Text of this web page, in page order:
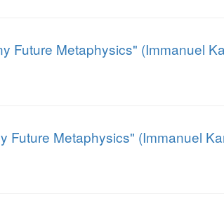
Future Metaphysics" (Immanuel
Future Metaphysics" (Immanuel